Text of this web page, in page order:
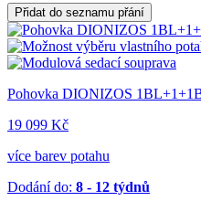
Přidat do seznamu přání
Pohovka DIONIZOS
19 099 Kč
více barev potahu
Dodání do: 8 - 12 týdnů